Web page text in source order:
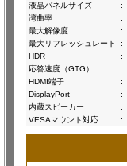
液晶パネルサイズ
:
湾曲率
:
最大解像度
:
最大リフレッシュレート
:
HDR
:
応答速度（GTG）
:
HDMI端子
:
DisplayPort
:
内蔵スピーカー
:
VESAマウント対応
: